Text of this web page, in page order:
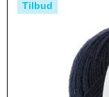
Tilbud